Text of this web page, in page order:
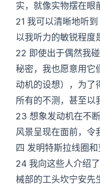
实，就像实物摆在眼
21 我可以清晰地听
以我听力的敏锐程度
22 即使出于偶然我
秘密，我也愿意用它
动机的设想），为了
所有的不测，甚至以
23 想象发动机在不
风景呈现在面前，令
四 发明特斯拉线圈
24 我向这些人介绍
械部的工头坎宁安先